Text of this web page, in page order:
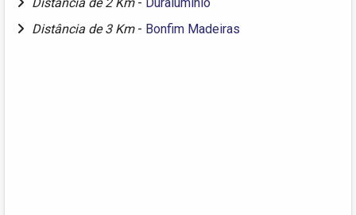
Distância de 3 Km - Bonfim Madeiras